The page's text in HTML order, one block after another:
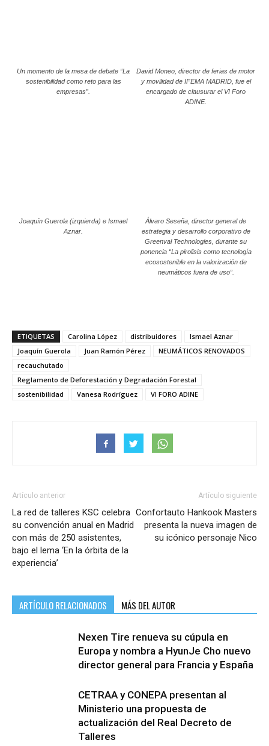
Un momento de la mesa de debate “La
sostenibilidad como reto para las
empresas”.
David Moneo, director de ferias de motor
y movilidad de IFEMA MADRID, fue el
encargado de clausurar el VI Foro
ADINE.
Joaquín Guerola (izquierda) e Ismael
Aznar.
Álvaro Seseña, director general de
estrategia y desarrollo corporativo de
Greenval Technologies, durante su
ponencia “La pirolisis como tecnología
ecosostenible en la valorización de
neumáticos fuera de uso”.
ETIQUETAS Carolina López distribuidores
Ismael Aznar
Joaquín Guerola
Juan Ramón Pérez
NEUMÁTICOS RENOVADOS
recauchutado
Reglamento de Deforestación y Degradación Forestal
sostenibilidad
Vanesa Rodríguez VI FORO ADINE
Artículo anterior
La red de talleres KSC celebra
su convención anual en Madrid
con más de 250 asistentes,
bajo el lema ‘En la órbita de la
experiencia’
Artículo siguiente
Confortauto Hankook Masters
presenta la nueva imagen de
su icónico personaje Nico
ARTÍCULO RELACIONADOS MÁS DEL AUTOR
Nexen Tire renueva su cúpula en
Europa y nombra a HyunJe Cho nuevo
director general para Francia y España
CETRAA y CONEPA presentan al
Ministerio una propuesta de
actualización del Real Decreto de
Talleres